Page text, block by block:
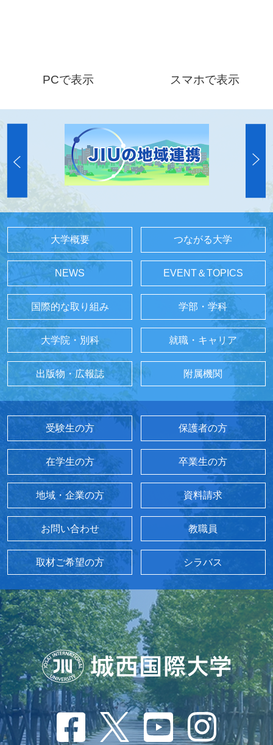
PCで表示 スマホで表示
大学概要 つながる大学
NEWS EVENT＆TOPICS
国際的な取り組み 学部・学科
大学院・別科 就職・キャリア
出版物・広報誌 附属機関
受験生の方 保護者の方
在学生の方 卒業生の方
地域・企業の方 資料請求
お問い合わせ 教職員
取材ご希望の方 シラバス